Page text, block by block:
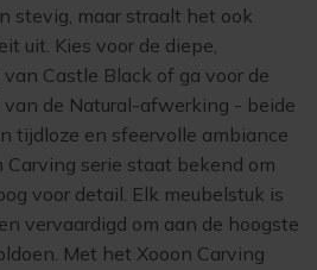
stevig, maar straalt het ook
uit. Kies voor de diepe,
Castle Black of ga voor de
de Natural-afwerking - beide
tijdloze en sfeervolle ambiance
Carving serie staat bekend om
voor detail. Elk meubelstuk is
vervaardigd om aan de hoogste
Met het Xooon Carving